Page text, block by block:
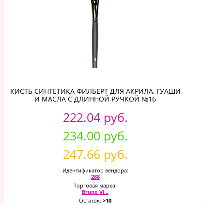
КИСТЬ СИНТЕТИКА ФИЛБЕРТ ДЛЯ АКРИЛА, ГУАШИ
И МАСЛА С ДЛИННОЙ РУЧКОЙ №16
222.04 руб.
234.00 руб.
247.66 руб.
Идентификатор вендора:
288
Торговая марка:
Bruno Vi...
Остаток: >10